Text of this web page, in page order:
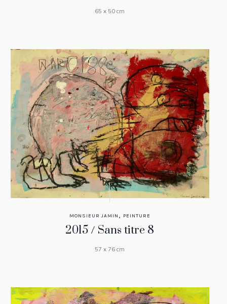
65 x 50 cm
MONSIEUR JAMIN , PEINTURE
2015 / Sans titre 8
57 x 76 cm